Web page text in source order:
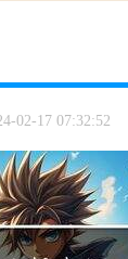
02-17 07:32:52